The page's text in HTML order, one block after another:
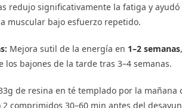
redujo significativamente la fatiga y ayudó
muscular bajo esfuerzo repetido.
Mejora sutil de la energía en 1–2 semanas,
los bajones de la tarde tras 3–4 semanas.
de resina en té templado por la mañana
2 comprimidos 30–60 min antes del